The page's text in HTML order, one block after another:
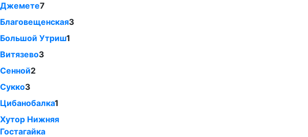
Джемете7
Благовещенская3
Большой Утриш1
Витязево3
Сенной2
Сукко3
Цибанобалка1
Хутор Нижняя
Гостагайка